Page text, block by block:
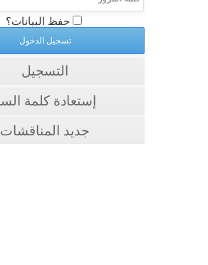
حفظ البيانات؟
التسجيل
إستعادة كلمة السر
جديد المناقشات